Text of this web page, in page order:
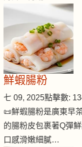
鮮蝦腸粉
七 09, 2025點擊數:
📜鮮蝦腸粉是廣東早
的腸粉皮包裹著Q彈
口感滑嫩細膩…